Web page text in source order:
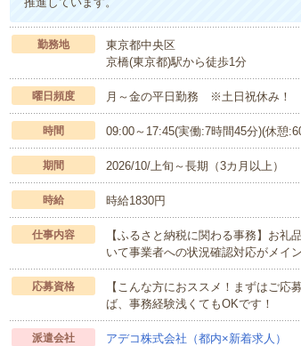
勤務地
東京都中央区
京橋(東京都)駅から徒歩1分
曜日頻度 月～金の平日勤務 ※土日祝休み！
時間 09:00～17:45(実働:7時間45分)(休憩
期間 2026/10/上旬～長期（3カ月以上）
時給 時給1830円
仕事内容
【ふるさと納税に関わる事務】お
いて事業者への状況確認対応がメイ
応募資格
【こんな方におススメ！まずはご
ば、事務経験浅くてもOKです！
派遣会社 アデコ株式会社（都内×新着求人）